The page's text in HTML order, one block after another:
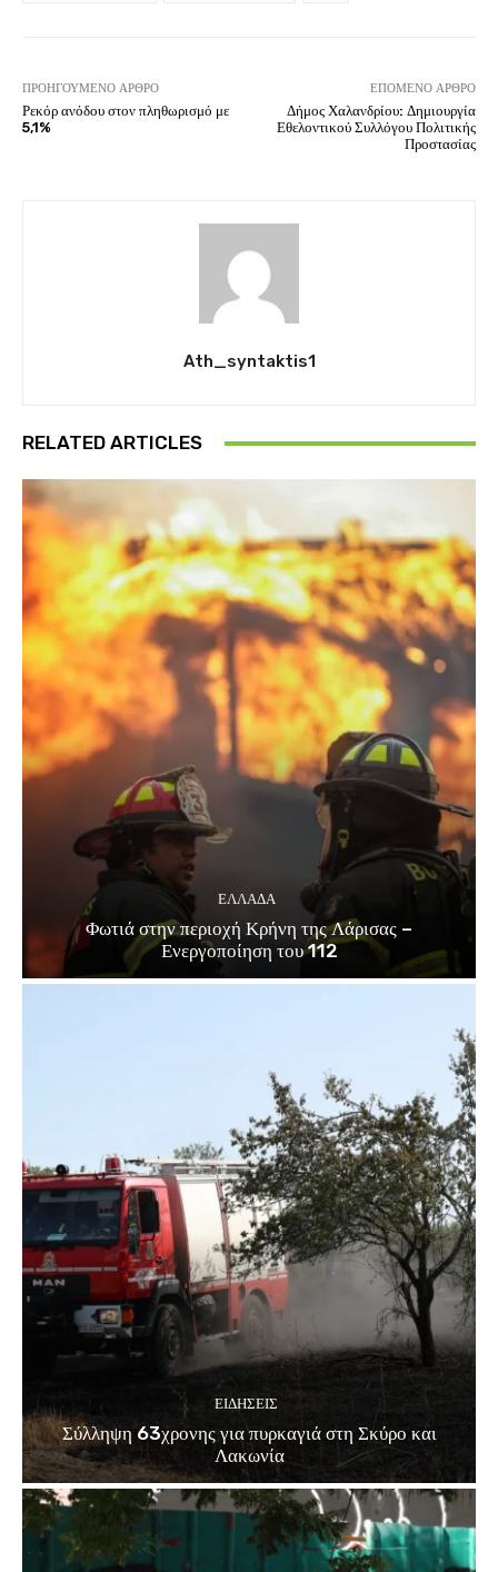
ΠΡΟΗΓΟΎΜΕΝΟ ΆΡΘΡΟ
Ρεκόρ ανόδου στον πληθωρισμό με
5,1%
ΕΠΌΜΕΝΟ ΆΡΘΡΟ
Δήμος Χαλανδρίου: Δημιουργία
Εθελοντικού Συλλόγου Πολιτικής
Προστασίας
Ath_syntaktis1
RELATED ARTICLES
ΕΛΛΑΔΑ
Φωτιά στην περιοχή Κρήνη της Λάρισας –
Ενεργοποίηση του 112
ΕΙΔΗΣΕΙΣ
Σύλληψη 63χρονης για πυρκαγιά στη Σκύρο και
Λακωνία